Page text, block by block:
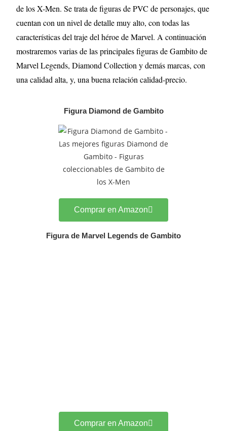
de los X-Men. Se trata de figuras de PVC de personajes, que
cuentan con un nivel de detalle muy alto, con todas las
características del traje del héroe de Marvel. A continuación
mostraremos varias de las principales figuras de Gambitode
Marvel Legends, Diamond Collection y demás marcas, con
una calidad alta, y, una buena relación calidad-precio.
Figura Diamond de Gambito
Comprar en Amazon
Figura de Marvel Legends de Gambito
Comprar en Amazon